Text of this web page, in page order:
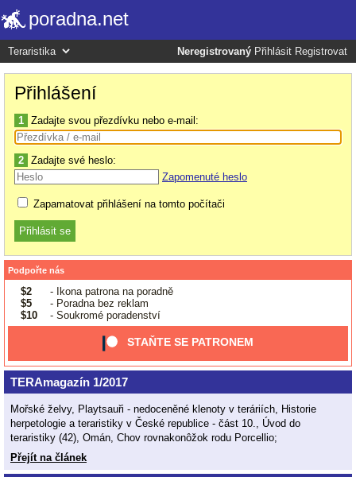
poradna.net
Neregistrovaný Přihlásit Registrovat
Přihlášení
1 Zadajte svou přezdívku nebo e-mail:
2 Zadajte své heslo:
Zapomenuté heslo
Zapamatovat přihlášení na tomto počítači
Podpořte nás
$2
- Ikona patrona na poradně
$5
- Poradna bez reklam
$10
- Soukromé poradenství
STAŇTE SE PATRONEM
TERAmagazín 1/2017
Mořské želvy, Playtsauři - nedoceněné klenoty v teráriích, Historie
herpetologie a teraristiky v České republice - část 10., Úvod do
teraristiky (42), Omán, Chov rovnakonôžok rodu Porcellio;
Přejít na článek